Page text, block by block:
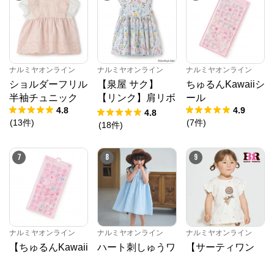
ナルミヤオンライン
ショルダーフリル
半袖チュニック
4.8
(13件)
ナルミヤオンライン
【泉屋 サク】
【リンク】肩リボ
ンフラワーキャッ
トワンピース
4.8
(18件)
ナルミヤオンライン
ちゅるんKawaiiシ
ール
4.9
(7件)
7
ナルミヤオンライン
【ちゅるんKawaii
8
ナルミヤオンライン
ハート刺しゅうワ
9
ナルミヤオンライン
【サーティワン